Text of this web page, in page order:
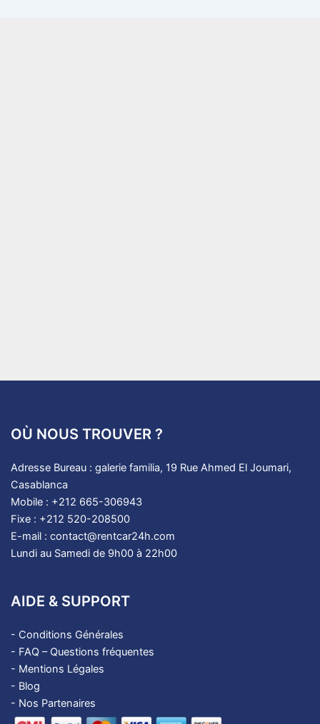
OÙ NOUS TROUVER ?
Adresse Bureau : galerie familia, 19 Rue Ahmed El Joumari,
Casablanca
Mobile : +212 665-306943
Fixe : +212 520-208500
E-mail : contact@rentcar24h.com
Lundi au Samedi de 9h00 à 22h00
AIDE & SUPPORT
- Conditions Générales
- FAQ – Questions fréquentes
- Mentions Légales
- Blog
- Nos Partenaires